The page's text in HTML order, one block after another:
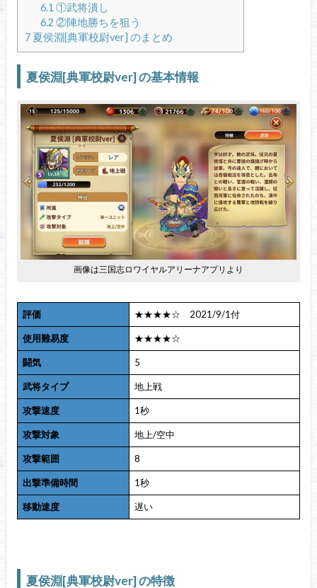
6.1 ①武将潰し
6.2 ②陣地勝ちを狙う
7夏侯淵[典軍校尉ver] のまとめ
夏侯淵[典軍校尉ver] の基本情報
画像は三国志ロワイヤルアリーナアプリより
評価 ★★★★☆ 2021/9/1付
使用難易度 ★★★★☆
闘気 5
武将タイプ 地上戦
攻撃速度 1秒
攻撃対象 地上/空中
攻撃範囲 8
出撃準備時間 1秒
移動速度 遅い
夏侯淵[典軍校尉ver] の特徴